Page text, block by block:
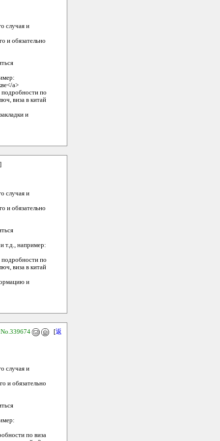
случая и
и обязательно
a>
подробности по
виза в китай
и
]
случая и
и обязательно
т.д., например:
подробности по
виза в китай
и
No.339674 [返
случая и
и обязательно
по виза